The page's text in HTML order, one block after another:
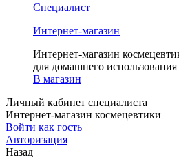
Специалист
Интернет-магазин
Интернет-магазин
для домашнего использования
В магазин
Личный кабинет специалиста
Интернет-магазин космецевтики
Войти как гость
Авторизация
Назад